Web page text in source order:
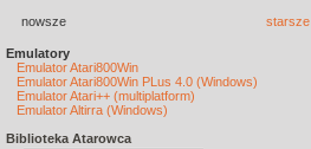
nowsze starsze
Emulatory
Emulator Atari800Win
Emulator Atari800Win PLus 4.0 (Windows)
Emulator Atari++ (multiplatform)
Emulator Altirra (Windows)
Biblioteka Atarowca